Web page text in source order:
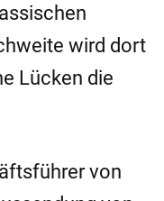
wird dort
Lücken die
von